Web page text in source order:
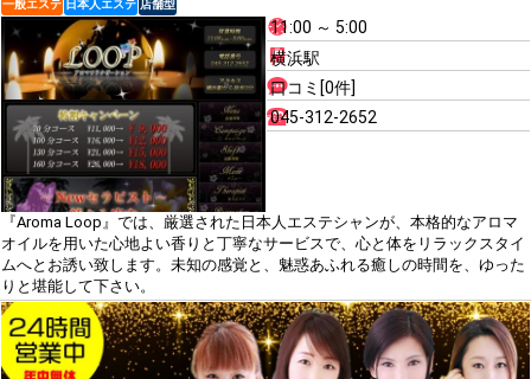
一般エステ 日本人エステ 店舗型
11:00 ～ 5:00
横浜駅
口コミ[0件]
045-312-2652
『Aroma Loop』では、厳選された日本人エステシャンが、本格的なアロマ
オイルを用いた心地よい香りと丁寧なサービスで、心と体をリラックスタイ
ムへとお誘い致します。未知の感覚と、魅惑あふれる癒しの時間を、ゆった
りと堪能して下さい。